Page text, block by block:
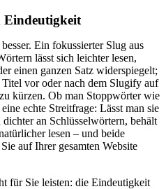
Eindeutigkeit
Ein fokussierter Slug aus
lässt sich leichter lesen,
einen ganzen Satz widerspiegelt;
vor oder nach dem Slugify auf
kürzen. Ob man Stoppwörter wie
echte Streitfrage: Lässt man sie
an Schlüsselwörtern, behält
lesen – und beide
auf Ihrer gesamten Website
für Sie leisten: die Eindeutigkeit